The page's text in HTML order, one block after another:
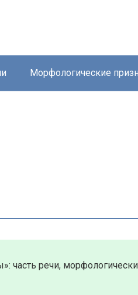
Морфологические
часть речи,